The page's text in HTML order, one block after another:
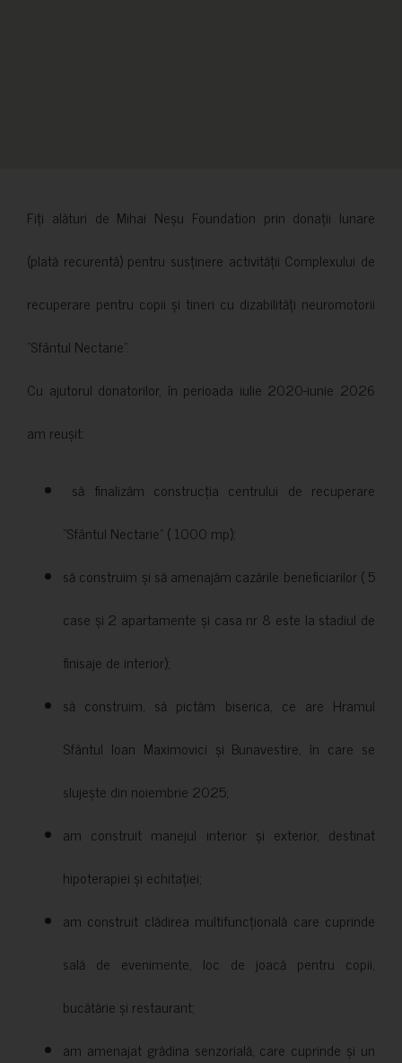
Fiți alături de Mihai Neșu Foundation prin donații lunare
(plată recurentă) pentru susținere activității Complexului de
recuperare pentru copii și tineri cu dizabilități neuromotorii
”Sfântul Nectarie”.
Cu ajutorul donatorilor, în perioada iulie 2020-iunie 2026
am reușit:
să finalizăm construcția centrului de recuperare
”Sfântul Nectarie” ( 1000 mp);
să construim și să amenajăm cazările beneficiarilor ( 5
case și 2 apartamente și casa nr 8 este la stadiul de
finisaje de interior);
să construim, să pictăm biserica, ce are Hramul
Sfântul Ioan Maximovici și Bunavestire, în care se
slujește din noiembrie 2025;
am construit manejul interior și exterior, destinat
hipoterapiei și echitației;
am construit clădirea multifuncțională care cuprinde
sală de evenimente, loc de joacă pentru copii,
bucătărie și restaurant;
am amenajat grădina senzorială, care cuprinde și un